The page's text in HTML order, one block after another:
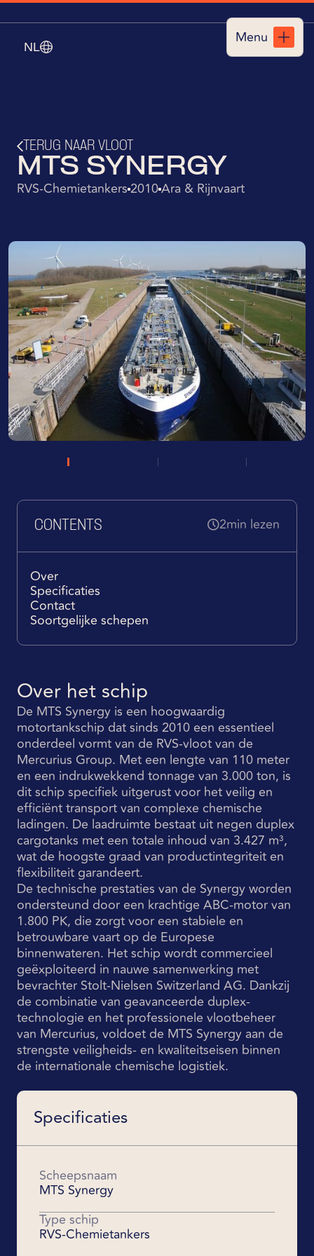
NL
Menu
Sluiten
TERUG NAAR VLOOT
MTS SYNERGY
RVS-Chemietankers 2010Ara & Rijnvaart
CONTENTS 2min lezen
Over
Specificaties
Contact
Soortgelijke schepen
Over het schip
De MTS Synergy is een hoogwaardig
motortankschip dat sinds 2010 een essentieel
onderdeel vormt van de RVS-vloot van de
Mercurius Group. Met een lengte van 110 meter
en een indrukwekkend tonnage van 3.000 ton, is
dit schip specifiek uitgerust voor het veilig en
efficiënt transport van complexe chemische
ladingen. De laadruimte bestaat uit negen duplex
cargotanks met een totale inhoud van 3.427 m³,
wat de hoogste graad van productintegriteit en
flexibiliteit garandeert.
De technische prestaties van de Synergy worden
ondersteund door een krachtige ABC-motor van
1.800 PK, die zorgt voor een stabiele en
betrouwbare vaart op de Europese
binnenwateren. Het schip wordt commercieel
geëxploiteerd in nauwe samenwerking met
bevrachter Stolt-Nielsen Switzerland AG. Dankzij
de combinatie van geavanceerde duplex-
technologie en het professionele vlootbeheer
van Mercurius, voldoet de MTS Synergy aan de
strengste veiligheids- en kwaliteitseisen binnen
de internationale chemische logistiek.
Specificaties
Scheepsnaam
MTS Synergy
Type schip
RVS-Chemietankers